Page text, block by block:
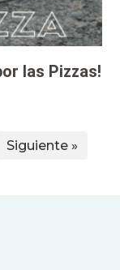
las Pizzas!
Siguiente »